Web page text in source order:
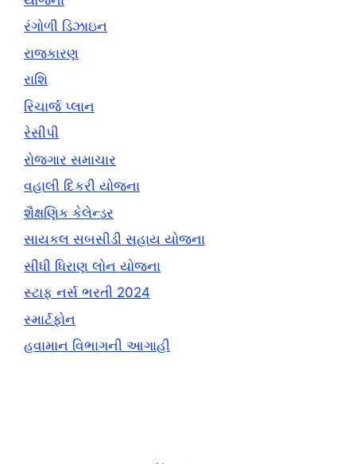
રંગોળી ડિઝાઇન
રાજકારણ
રાશિ
રિચાર્જ પ્લાન
રેસીપી
રોજગાર સમાચાર
વહાલી દિકરી યોજના
શૈક્ષણિક કેલેન્ડર
સાયકલ સબસીડી સહાય યોજના
સીધી ધિરાણ લોન યોજના
સ્ટાફ નર્સ ભરતી 2024
સ્માર્ટફોન
હવામાન વિભાગની આગાહી